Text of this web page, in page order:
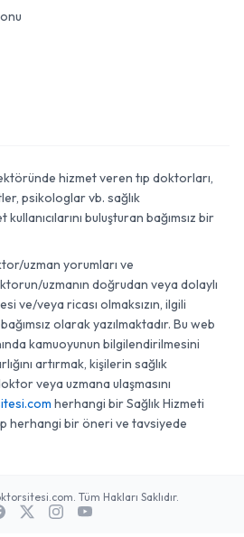
hizmet veren tıp doktorları,
psikologlar vb. sağlık
buluşturan bağımsız bir
uzman yorumları ve
uzmanın doğrudan veya dolaylı
ve/veya ricası olmaksızın, ilgili
olarak yazılmaktadır. Bu web
kamuoyunun bilgilendirilmesini
artırmak, kişilerin sağlık
veya uzmana ulaşmasını
herhangi bir Sağlık Hizmeti
herhangi bir öneri ve tavsiyede
Tüm Hakları Saklıdır.